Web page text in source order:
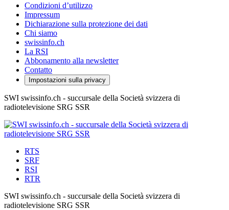
Condizioni d’utilizzo
Impressum
Dichiarazione sulla protezione dei dati
Chi siamo
swissinfo.ch
La RSI
Abbonamento alla newsletter
Contatto
Impostazioni sulla privacy
SWI swissinfo.ch - succursale della Società svizzera di
radiotelevisione SRG SSR
RTS
SRF
RSI
RTR
SWI swissinfo.ch - succursale della Società svizzera di
radiotelevisione SRG SSR